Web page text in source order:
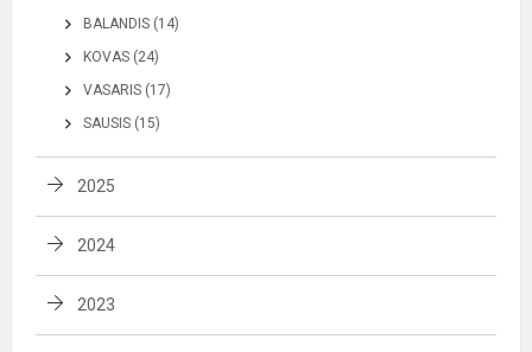
BALANDIS (14)
KOVAS (24)
VASARIS (17)
SAUSIS (15)
2025
2024
2023